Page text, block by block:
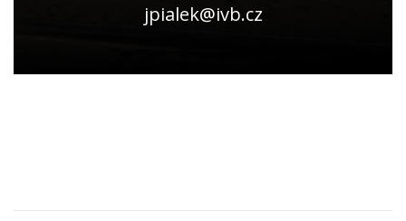
jpialek@ivb.cz